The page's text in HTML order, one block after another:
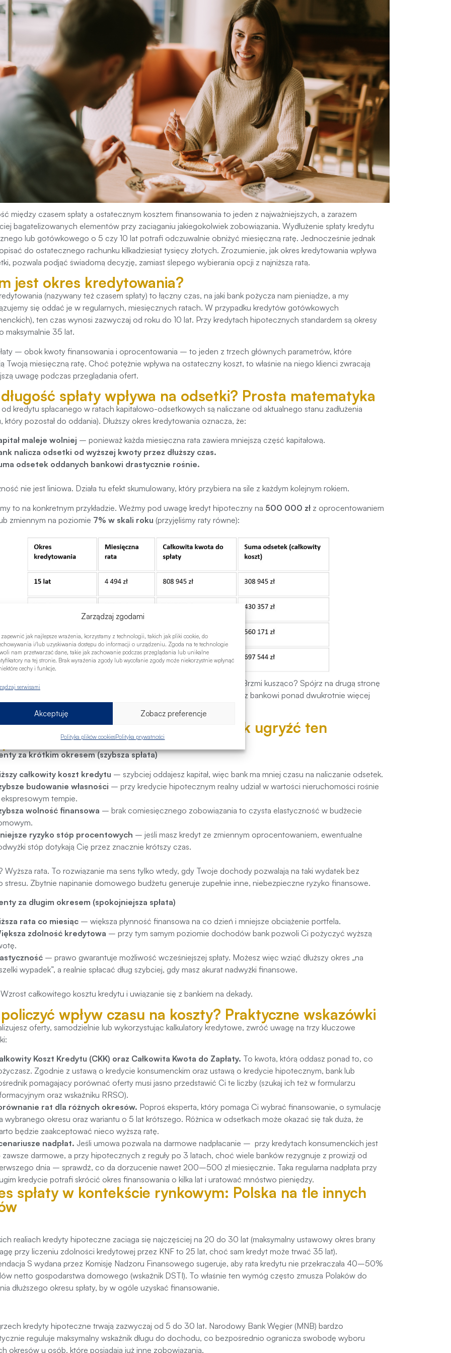
Zarządzaj zgodami
zapewnić jak najlepsze wrażenia, korzystamy z technologii, takich jak pliki cookie, do
i/lub uzyskiwania dostępu do informacji o urządzeniu. Zgoda na te technologie
nam przetwarzać dane, takie jak zachowanie podczas przeglądania lub unikalne
na tej stronie. Brak wyrażenia zgody lub wycofanie zgody może niekorzystnie wpłynąć
cechy i funkcje.
serwisami
Akceptuję Zobacz preferencje
Polityka plików cookiesPolityka prywatności
między czasem spłaty a ostatecznym kosztem finansowania to jeden z najważniejszych, a zarazem
bagatelizowanych elementów przy zaciąganiu jakiegokolwiek zobowiązania. Wydłużenie spłaty kredytu
lub gotówkowego o 5 czy 10 lat potrafi odczuwalnie obniżyć miesięczną ratę. Jednocześnie jednak
do ostatecznego rachunku kilkadziesiąt tysięcy złotych. Zrozumienie, jak okres kredytowania wpływa
pozwala podjąć świadomą decyzję, zamiast ślepego wybierania opcji z najniższą ratą.
jest okres kredytowania?
(nazywany też czasem spłaty) to łączny czas, na jaki bank pożycza nam pieniądze, a my
się oddać je w regularnych, miesięcznych ratach. W przypadku kredytów gotówkowych
ten czas wynosi zazwyczaj od roku do 10 lat. Przy kredytach hipotecznych standardem są okresy
maksymalnie 35 lat.
– obok kwoty finansowania i oprocentowania – to jeden z trzech głównych parametrów, które
Twoją miesięczną ratę. Choć potężnie wpływa na ostateczny koszt, to właśnie na niego klienci zwracają
uwagę podczas przeglądania ofert.
spłaty wpływa na odsetki? Prosta matematyka
kredytu spłacanego w ratach kapitałowo-odsetkowych są naliczane od aktualnego stanu zadłużenia
który pozostał do oddania). Dłuższy okres kredytowania oznacza, że:
maleje wolniej – ponieważ każda miesięczna rata zawiera mniejszą część kapitałową.
nalicza odsetki od wyższej kwoty przez dłuższy czas.
odsetek oddanych bankowi drastycznie rośnie.
nie jest liniowa. Działa tu efekt skumulowany, który przybiera na sile z każdym kolejnym rokiem.
to na konkretnym przykładzie. Weźmy pod uwagę kredyt hipoteczny na 500 000 zł z oprocentowaniem
zmiennym na poziomie 7% w skali roku (przyjęliśmy raty równe):
okresu spłaty z 15 do 30 lat zmniejsza miesięczną ratę o 1 167 zł. Brzmi kusząco? Spójrz na drugą stronę
łączny koszt odsetek rośnie o ponad 388 000 zł. W efekcie oddajesz bankowi ponad dwukrotnie więcej
czy długi okres kredytowania? Jak ugryźć ten
za krótkim okresem (szybsza spłata)
całkowity koszt kredytu – szybciej oddajesz kapitał, więc bank ma mniej czasu na naliczanie odsetek.
budowanie własności – przy kredycie hipotecznym realny udział w wartości nieruchomości rośnie
tempie.
wolność finansowa – brak comiesięcznego zobowiązania to czysta elastyczność w budżecie
ryzyko stóp procentowych – jeśli masz kredyt ze zmiennym oprocentowaniem, ewentualne
stóp dotykają Cię przez znacznie krótszy czas.
Wyższa rata. To rozwiązanie ma sens tylko wtedy, gdy Twoje dochody pozwalają na taki wydatek bez
stresu. Zbytnie napinanie domowego budżetu generuje zupełnie inne, niebezpieczne ryzyko finansowe.
za długim okresem (spokojniejsza spłata)
rata co miesiąc – większa płynność finansowa na co dzień i mniejsze obciążenie portfela.
zdolność kredytowa – przy tym samym poziomie dochodów bank pozwoli Ci pożyczyć wyższą
– prawo gwarantuje możliwość wcześniejszej spłaty. Możesz więc wziąć dłuższy okres „na
wypadek”, a realnie spłacać dług szybciej, gdy masz akurat nadwyżki finansowe.
całkowitego kosztu kredytu i uwiązanie się z bankiem na dekady.
wpływ czasu na koszty? Praktyczne wskazówki
oferty, samodzielnie lub wykorzystując kalkulatory kredytowe, zwróć uwagę na trzy kluczowe
Koszt Kredytu (CKK) oraz Całkowita Kwota do Zapłaty. To kwota, którą oddasz ponad to, co
Zgodnie z ustawą o kredycie konsumenckim oraz ustawą o kredycie hipotecznym, bank lub
pomagający porównać oferty musi jasno przedstawić Ci te liczby (szukaj ich też w formularzu
oraz wskaźniku RRSO).
rat dla różnych okresów. Poproś eksperta, który pomaga Ci wybrać finansowanie, o symulację
wybranego okresu oraz wariantu o 5 lat krótszego. Różnica w odsetkach może okazać się tak duża, że
będzie zaakceptować nieco wyższą ratę.
nadpłat. Jeśli umowa pozwala na darmowe nadpłacanie – przy kredytach konsumenckich jest
zawsze darmowe, a przy hipotecznych z reguły po 3 latach, choć wiele banków rezygnuje z prowizji od
dnia – sprawdź, co da dorzucenie nawet 200–500 zł miesięcznie. Taka regularna nadpłata przy
kredycie potrafi skrócić okres finansowania o kilka lat i uratować mnóstwo pieniędzy.
spłaty w kontekście rynkowym: Polska na tle innych
realiach kredyty hipoteczne zaciąga się najczęściej na 20 do 30 lat (maksymalny ustawowy okres brany
przy liczeniu zdolności kredytowej przez KNF to 25 lat, choć sam kredyt może trwać 35 lat).
S wydana przez Komisję Nadzoru Finansowego sugeruje, aby rata kredytu nie przekraczała 40–50%
netto gospodarstwa domowego (wskaźnik DSTI). To właśnie ten wymóg często zmusza Polaków do
dłuższego okresu spłaty, by w ogóle uzyskać finansowanie.
kredyty hipoteczne trwają zazwyczaj od 5 do 30 lat. Narodowy Bank Węgier (MNB) bardzo
reguluje maksymalny wskaźnik długu do dochodu, co bezpośrednio ogranicza swobodę wyboru
okresów u osób, które posiadają już inne zobowiązania.